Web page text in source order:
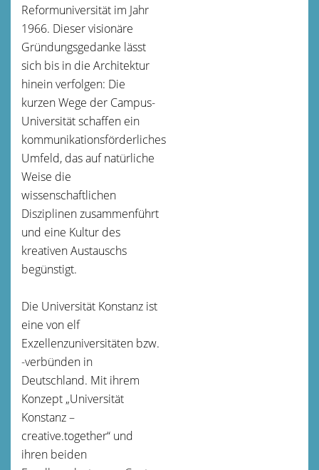
Reformuniversität im Jahr
1966. Dieser visionäre
Gründungsgedanke lässt
sich bis in die Architektur
hinein verfolgen: Die
kurzen Wege der Campus-
Universität schaffen ein
kommunikationsförderliches
Umfeld, das auf natürliche
Weise die
wissenschaftlichen
Disziplinen zusammenführt
und eine Kultur des
kreativen Austauschs
begünstigt.
Die Universität Konstanz ist
eine von elf
Exzellenzuniversitäten bzw.
-verbünden in
Deutschland. Mit ihrem
Konzept „Universität
Konstanz –
creative.together“ und
ihren beiden